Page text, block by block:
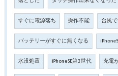
すぐに電源落ち 操作不能 台風
バッテリーがすぐに無くなる
水没処置 iPhoneSE第3世代 充電